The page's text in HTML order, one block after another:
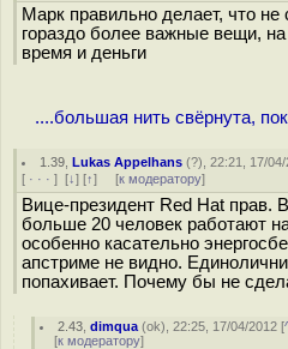
Марк правильно делает, что не
гораздо более важные вещи, на
время и деньги
....большая нить свёрнута,
1.39 ,Lukas Appelhans (?), 22:21, 17/
[ · · · ] [↓] [↑] [к модератору]
Вице-президент Red Hat прав.
больше 20 человек работают
особенно касательно
апстриме не видно.
попахивает. Почему бы не
2.43 ,dimqua (ok), 22:25, 17/04/2012 [
[к модератору]